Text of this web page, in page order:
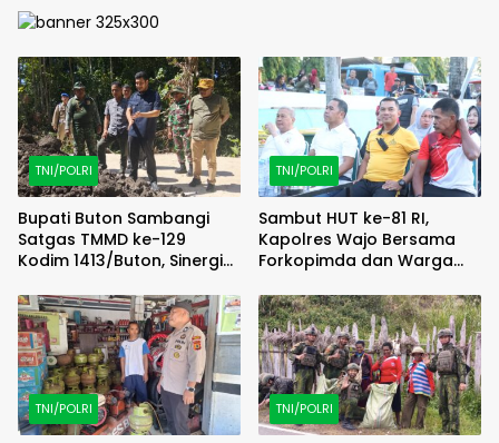
TNI/POLRI
Bupati Buton Sambangi
Satgas TMMD ke-129
Kodim 1413/Buton, Sinergi
Menguat
TNI/POLRI
Sambut HUT ke-81 RI,
Kapolres Wajo Bersama
Forkopimda dan Warga
Karung
TNI/POLRI TNI/POLRI